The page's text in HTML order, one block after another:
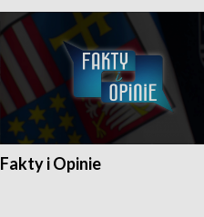
Fakty i Opinie